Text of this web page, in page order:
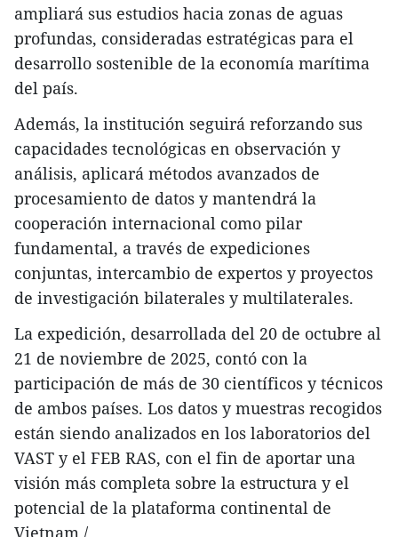
ampliará sus estudios hacia zonas de aguas
profundas, consideradas estratégicas para el
desarrollo sostenible de la economía marítima
del país.
Además, la institución seguirá reforzando sus
capacidades tecnológicas en observación y
análisis, aplicará métodos avanzados de
procesamiento de datos y mantendrá la
cooperación internacional como pilar
fundamental, a través de expediciones
conjuntas, intercambio de expertos y proyectos
de investigación bilaterales y multilaterales.
La expedición, desarrollada del 20 de octubre al
21 de noviembre de 2025, contó con la
participación de más de 30 científicos y técnicos
de ambos países. Los datos y muestras recogidos
están siendo analizados en los laboratorios del
VAST y el FEB RAS, con el fin de aportar una
visión más completa sobre la estructura y el
potencial de la plataforma continental de
Vietnam./.